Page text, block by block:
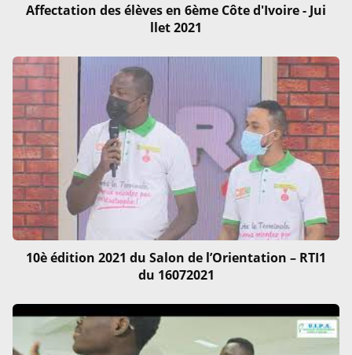
Affectation des élèves en 6ème Côte d'Ivoire - Jui
llet 2021
10è édition 2021 du Salon de l’Orientation – RTI1
du 16072021